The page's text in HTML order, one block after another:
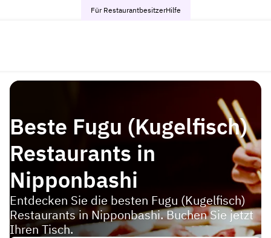
Für RestaurantbesitzerHilfe
Beste Fugu (Kugelfisch)
Restaurants in
Nipponbashi
Entdecken Sie die besten Fugu (Kugelfisch)
Restaurants in Nipponbashi. Buchen Sie jetzt
Ihren Tisch.